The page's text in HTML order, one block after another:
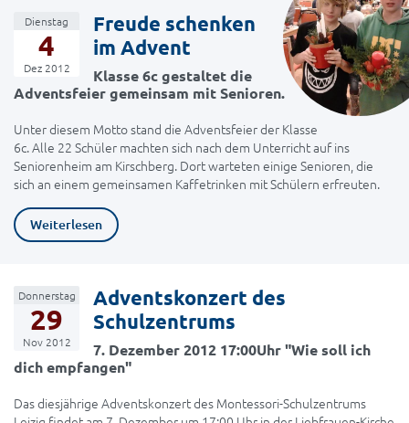
Dienstag
4
Dez 2012
Freude schenken
im Advent
Klasse 6c gestaltet die
Adventsfeier gemeinsam mit Senioren.
Unter diesem Motto stand die Adventsfeier der Klasse
6c. Alle 22 Schüler machten sich nach dem Unterricht auf ins
Seniorenheim am Kirschberg. Dort warteten einige Senioren, die
sich an einem gemeinsamen Kaffetrinken mit Schülern erfreuten.
Weiterlesen
Donnerstag
29
Nov 2012
Adventskonzert des
Schulzentrums
7. Dezember 2012 17:00Uhr "Wie soll ich
dich empfangen"
Das diesjährige Adventskonzert des Montessori-Schulzentrums